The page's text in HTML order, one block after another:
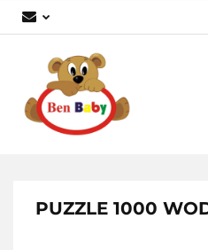
PUZZLE 1000